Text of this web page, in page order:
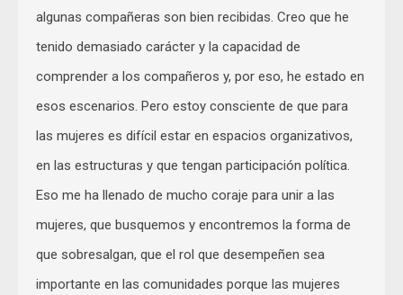
algunas compañeras son bien recibidas. Creo que he
tenido demasiado carácter y la capacidad de
comprender a los compañeros y, por eso, he estado en
esos escenarios. Pero estoy consciente de que para
las mujeres es difícil estar en espacios organizativos,
en las estructuras y que tengan participación política.
Eso me ha llenado de mucho coraje para unir a las
mujeres, que busquemos y encontremos la forma de
que sobresalgan, que el rol que desempeñen sea
importante en las comunidades porque las mujeres